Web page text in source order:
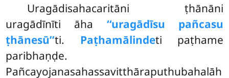
Uragādisahacaritāni ṭhānāni
uragādīnīti āha ‘‘uragādīsu pañcasu
ṭhānesū’’ti. Paṭhamālindeti paṭhame
paribhaṇḍe.
Pañcayojanasahassavitthāraputhubahalāh